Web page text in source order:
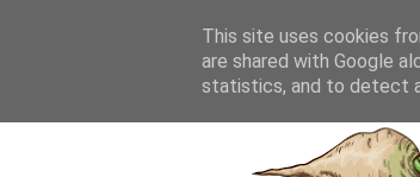
This site uses cookies
are shared with Google
statistics, and to detect